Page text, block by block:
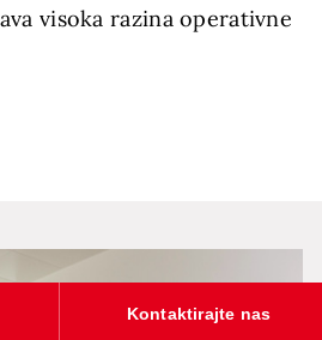
visoka razina operativne
Kontaktirajte nas